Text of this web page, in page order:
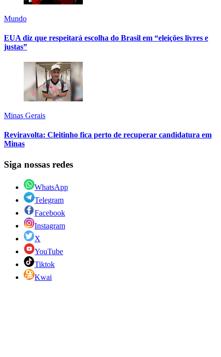
Mundo
EUA diz que respeitará escolha do Brasil em “eleições livres e
justas”
Minas Gerais
Reviravolta: Cleitinho fica perto de recuperar candidatura em
Minas
Siga nossas redes
WhatsApp
Telegram
Facebook
Instagram
X
YouTube
Tiktok
Kwai